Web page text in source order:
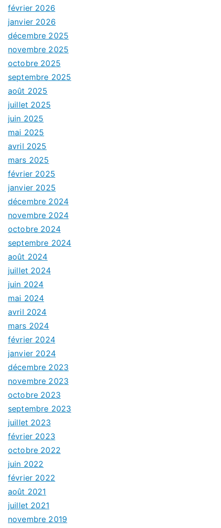
février 2026
janvier 2026
décembre 2025
novembre 2025
octobre 2025
septembre 2025
août 2025
juillet 2025
juin 2025
mai 2025
avril 2025
mars 2025
février 2025
janvier 2025
décembre 2024
novembre 2024
octobre 2024
septembre 2024
août 2024
juillet 2024
juin 2024
mai 2024
avril 2024
mars 2024
février 2024
janvier 2024
décembre 2023
novembre 2023
octobre 2023
septembre 2023
juillet 2023
février 2023
octobre 2022
juin 2022
février 2022
août 2021
juillet 2021
novembre 2019